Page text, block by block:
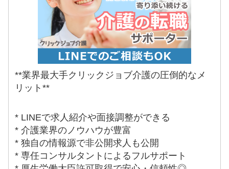
**業界最大手クリックジョブ介護の圧倒的なメ
リット**
* LINEで求人紹介や面接調整ができる
* 介護業界のノウハウが豊富
* 独自の情報源で非公開求人も公開
* 専任コンサルタントによるフルサポート